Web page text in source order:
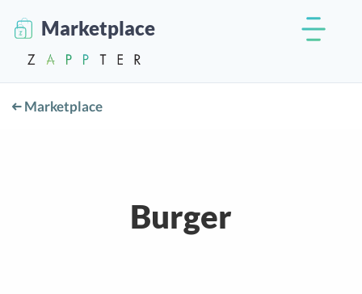
Marketplace
Marketplace
Burger